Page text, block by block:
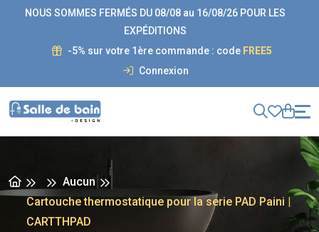
NOUS SOMMES FERMÉS DU 08/08 au 16/08/26 POUR LES
EXPÉDITIONS
-5% sur votre 1ère commande : code FREE5
Connexion
Aucun
Cartouche thermostatique pour la serie PAD Paini |
CARTTHPAD